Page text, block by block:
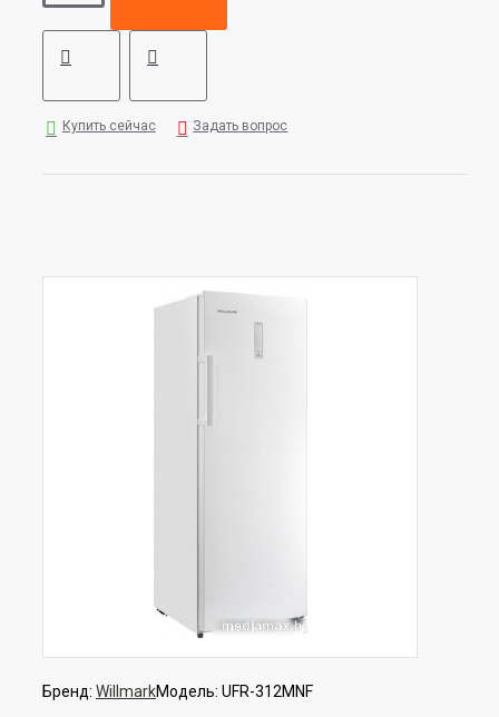
Купить сейчас Задать вопрос
Бренд: WillmarkМодель: UFR-312MNF